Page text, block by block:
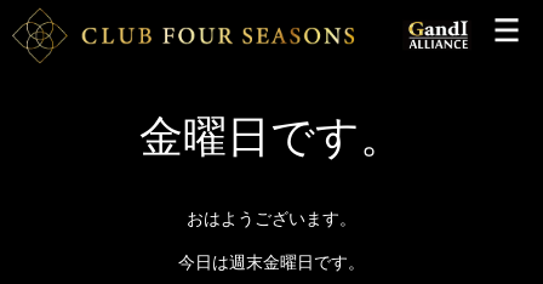
金曜日です。
おはようございます。
今日は週末金曜日です。